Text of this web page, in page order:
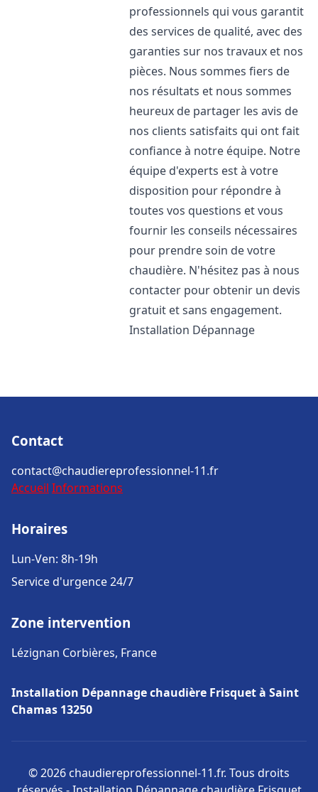
professionnels qui vous garantit
des services de qualité, avec des
garanties sur nos travaux et nos
pièces. Nous sommes fiers de
nos résultats et nous sommes
heureux de partager les avis de
nos clients satisfaits qui ont fait
confiance à notre équipe. Notre
équipe d'experts est à votre
disposition pour répondre à
toutes vos questions et vous
fournir les conseils nécessaires
pour prendre soin de votre
chaudière. N'hésitez pas à nous
contacter pour obtenir un devis
gratuit et sans engagement.
Installation Dépannage
Contact
contact@chaudiereprofessionnel-11.fr
Accueil Informations
Horaires
Lun-Ven: 8h-19h
Service d'urgence 24/7
Zone intervention
Lézignan Corbières, France
Installation Dépannage chaudière Frisquet à Saint
Chamas 13250
© 2026 chaudiereprofessionnel-11.fr. Tous droits